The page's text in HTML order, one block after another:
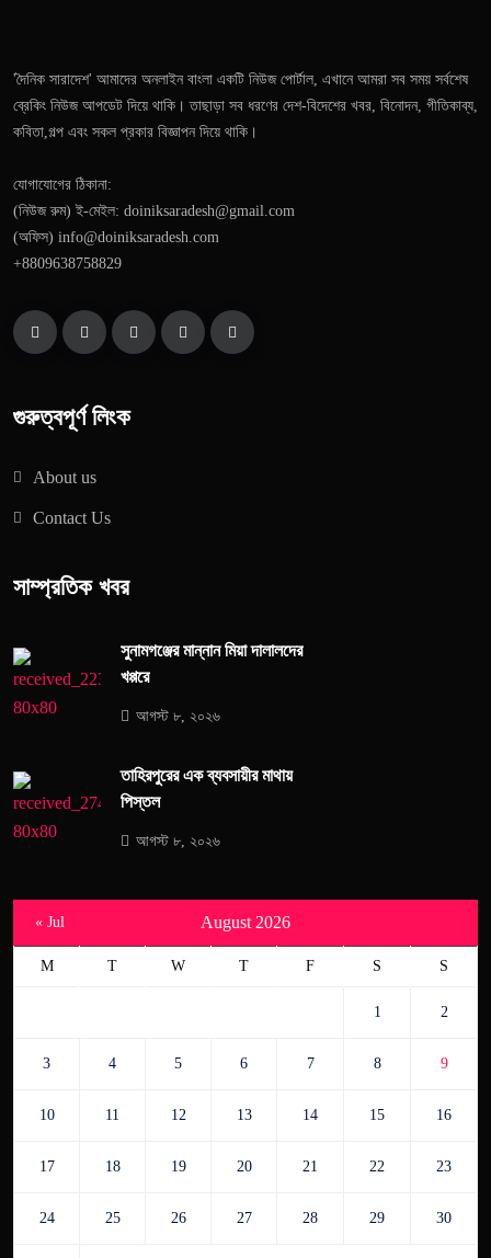
'দৈনিক সারাদেশ' আমাদের অনলাইন বাংলা একটি নিউজ পোর্টাল, এখানে আমরা সব সময় সর্বশেষ
ব্রেকিং নিউজ আপডেট দিয়ে থাকি। তাছাড়া সব ধরণের দেশ-বিদেশের খবর, বিনোদন, গীতিকাব্য,
কবিতা,গল্প এবং সকল প্রকার বিজ্ঞাপন দিয়ে থাকি।
যোগাযোগের ঠিকানা:
(নিউজ রুম) ই-মেইল: doiniksaradesh@gmail.com
(অফিস) info@doiniksaradesh.com
+8809638758829
গুরুত্বপূর্ণ লিংক
About us
Contact Us
সাম্প্রতিক খবর
সুনামগঞ্জের মান্নান মিয়া দালালদের
খপ্পরে
আগস্ট ৮, ২০২৬
তাহিরপুরের এক ব্যবসায়ীর মাথায়
পিস্তল
আগস্ট ৮, ২০২৬
August 2026
M T W T F S S
1 2
3 4 5 6 7 8 9
10 11 12 13 14 15 16
17 18 19 20 21 22 23
24 25 26 27 28 29 30
« Jul